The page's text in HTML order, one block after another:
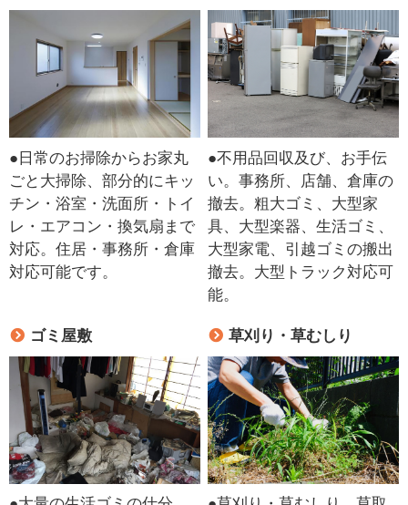
●日常のお掃除からお家丸
ごと大掃除、部分的にキッ
チン・浴室・洗面所・トイ
レ・エアコン・換気扇まで
対応。住居・事務所・倉庫
対応可能です。
●不用品回収及び、お手伝
い。事務所、店舗、倉庫の
撤去。粗大ゴミ、大型家
具、大型楽器、生活ゴミ、
大型家電、引越ゴミの搬出
撤去。大型トラック対応可
能。
ゴミ屋敷 草刈り・草むしり